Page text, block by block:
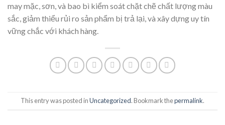
may mặc, sơn, và bao bì kiểm soát chặt chẽ chất lượng màu
sắc, giảm thiểu rủi ro sản phẩm bị trả lại, và xây dựng uy tín
vững chắc với khách hàng.
This entry was posted inUncategorized. Bookmark thepermalink.